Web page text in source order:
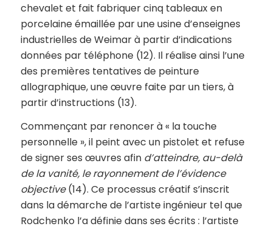
chevalet et fait fabriquer cinq tableaux en
porcelaine émaillée par une usine d’enseignes
industrielles de Weimar à partir d’indications
données par téléphone (12). Il réalise ainsi l’une
des premières tentatives de peinture
allographique, une œuvre faite par un tiers, à
partir d’instructions (13).
Commençant par renoncer à « la touche
personnelle », il peint avec un pistolet et refuse
de signer ses œuvres afin d’atteindre, au-delà
de la vanité, le rayonnement de l’évidence
objective(14). Ce processus créatif s’inscrit
dans la démarche de l’artiste ingénieur tel que
Rodchenko l’a définie dans ses écrits : l’artiste